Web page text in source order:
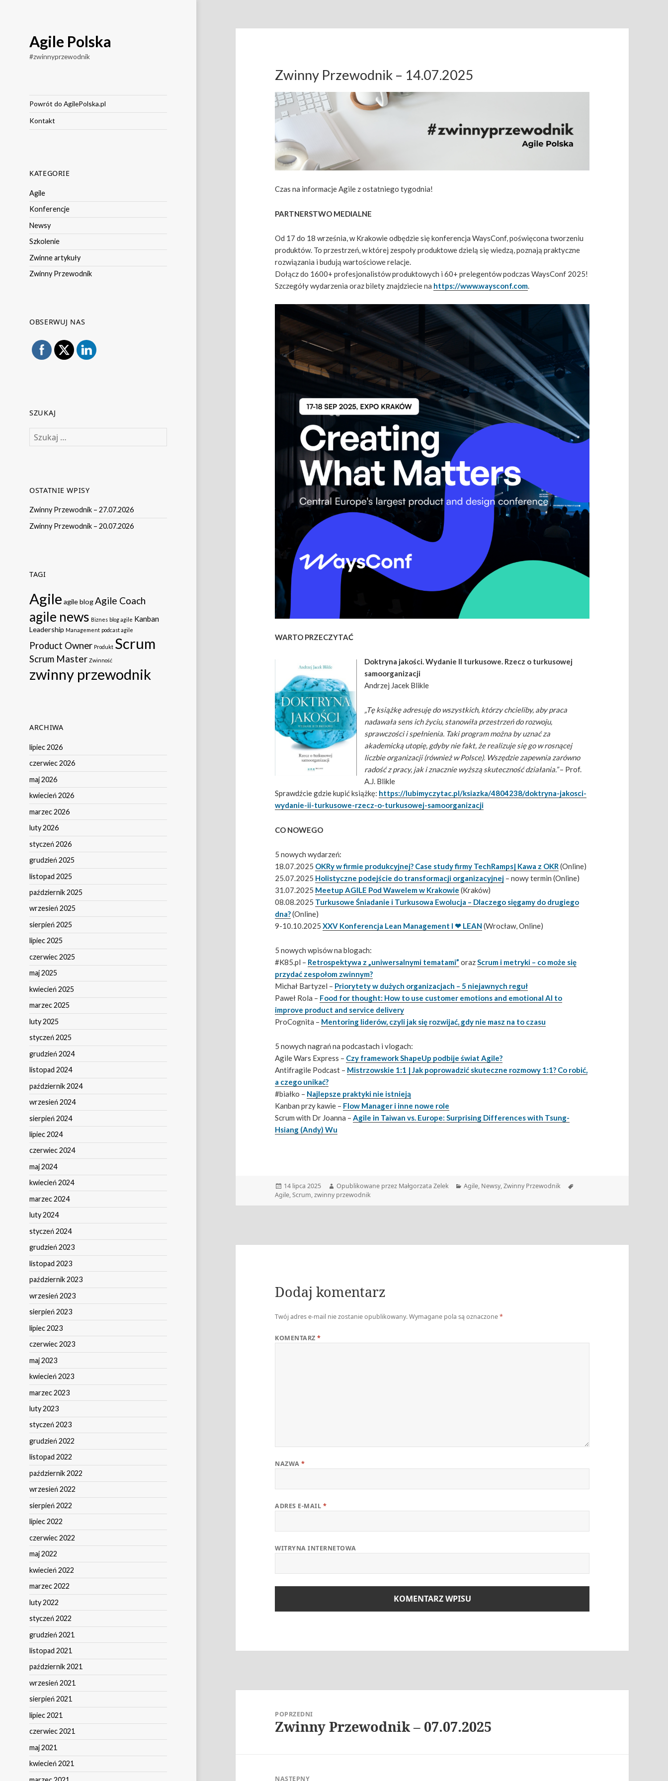
Agile Polska
#zwinnyprzewodnik
Powrót do AgilePolska.pl
Kontakt
KATEGORIE
Agile
Konferencje
Newsy
Szkolenie
Zwinne artykuły
Zwinny Przewodnik
OBSERWUJ NAS
SZUKAJ
OSTATNIE WPISY
Zwinny Przewodnik – 27.07.2026
Zwinny Przewodnik – 20.07.2026
TAGI
Agile agile blogAgile Coach
agile news Biznes blog agile Kanban
Leadership Management podcast agile
Product Owner Produkt Scrum
Scrum Master Zwinność
zwinny przewodnik
ARCHIWA
lipiec 2026
czerwiec 2026
maj 2026
kwiecień 2026
marzec 2026
luty 2026
styczeń 2026
grudzień 2025
listopad 2025
październik 2025
wrzesień 2025
sierpień 2025
lipiec 2025
czerwiec 2025
maj 2025
kwiecień 2025
marzec 2025
luty 2025
styczeń 2025
grudzień 2024
listopad 2024
październik 2024
wrzesień 2024
sierpień 2024
lipiec 2024
czerwiec 2024
maj 2024
kwiecień 2024
marzec 2024
luty 2024
styczeń 2024
grudzień 2023
listopad 2023
październik 2023
wrzesień 2023
sierpień 2023
lipiec 2023
czerwiec 2023
maj 2023
kwiecień 2023
marzec 2023
luty 2023
styczeń 2023
grudzień 2022
listopad 2022
październik 2022
wrzesień 2022
sierpień 2022
lipiec 2022
czerwiec 2022
maj 2022
kwiecień 2022
marzec 2022
luty 2022
styczeń 2022
grudzień 2021
listopad 2021
październik 2021
wrzesień 2021
sierpień 2021
lipiec 2021
czerwiec 2021
maj 2021
kwiecień 2021
Zwinny Przewodnik – 14.07.2025
Czas na informacje Agile z ostatniego tygodnia!
PARTNERSTWO MEDIALNE
Od 17 do 18 września, w Krakowie odbędzie się konferencja WaysConf, poświęcona tworzeniu
produktów. To przestrzeń, w której zespoły produktowe dzielą się wiedzą, poznają praktyczne
rozwiązania i budują wartościowe relacje.
Dołącz do 1600+ profesjonalistów produktowych i 60+ prelegentów podczas WaysConf 2025!
Szczegóły wydarzenia oraz bilety znajdziecie na https://www.waysconf.com.
WARTO PRZECZYTAĆ
Doktryna jakości. Wydanie II turkusowe. Rzecz o turkusowej
samoorganizacji
Andrzej Jacek Blikle
„Tę książkę adresuję do wszystkich, którzy chcieliby, aby praca
nadawała sens ich życiu, stanowiła przestrzeń do rozwoju,
sprawczości i spełnienia. Taki program można by uznać za
akademicką utopię, gdyby nie fakt, że realizuje się go w rosnącej
liczbie organizacji (również w Polsce). Wszędzie zapewnia zarówno
radość z pracy, jak i znacznie wyższą skuteczność działania.”– Prof.
A.J. Blikle
Sprawdźcie gdzie kupić książkę: https://lubimyczytac.pl/ksiazka/4804238/doktryna-jakosci-
wydanie-ii-turkusowe-rzecz-o-turkusowej-samoorganizacji
CO NOWEGO
5 nowych wydarzeń:
18.07.2025 OKRy w firmie produkcyjnej? Case study firmy TechRamps| Kawa z OKR(Online)
25.07.2025 Holistyczne podejście do transformacji organizacyjnej – nowy termin (Online)
31.07.2025 Meetup AGILE Pod Wawelem w Krakowie (Kraków)
08.08.2025 Turkusowe Śniadanie i Turkusowa Ewolucja – Dlaczego sięgamy do drugiego
dna?(Online)
9-10.10.2025XXV Konferencja Lean Management I ❤ LEAN (Wrocław, Online)
5 nowych wpisów na blogach:
#K85.pl – Retrospektywa z „uniwersalnymi tematami” orazScrum i metryki – co może się
przydać zespołom zwinnym?
Michał Bartyzel – Priorytety w dużych organizacjach – 5 niejawnych reguł
Paweł Rola – Food for thought: How to use customer emotions and emotional AI to
improve product and service delivery
ProCognita – Mentoring liderów, czyli jak się rozwijać, gdy nie masz na to czasu
5 nowych nagrań na podcastach i vlogach:
Agile Wars Express – Czy framework ShapeUp podbije świat Agile?
Antifragile Podcast – Mistrzowskie 1:1 | Jak poprowadzić skuteczne rozmowy 1:1? Co robić,
a czego unikać?
#białko – Najlepsze praktyki nie istnieją
Kanban przy kawie – Flow Manager i inne nowe role
Scrum with Dr Joanna –Agile in Taiwan vs. Europe: Surprising Differences with Tsung-
Hsiang (Andy) Wu
Data
publikacji
14 lipca 2025 Autor
Opublikowane przez Małgorzata Zelek Kategorie
Agile, Newsy,Zwinny Przewodnik
Agile,Scrum,zwinny przewodnik
Dodaj komentarz
Twój adres e-mail nie zostanie opublikowany.Wymagane pola są oznaczone*
KOMENTARZ*
NAZWA*
ADRES E-MAIL *
WITRYNA INTERNETOWA
POPRZEDNI
Poprzedni
Zwinny Przewodnik – 07.07.2025
NASTĘPNY